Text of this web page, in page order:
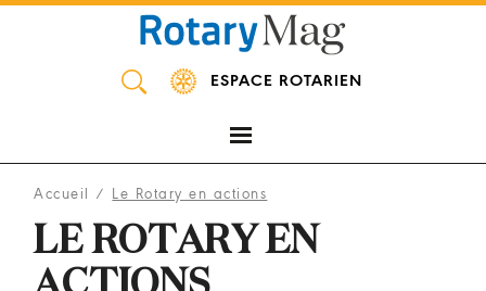
ESPACE ROTARIEN
Accueil / Le Rotary en actions
LE ROTARY EN
Panneau de gestion des cookies